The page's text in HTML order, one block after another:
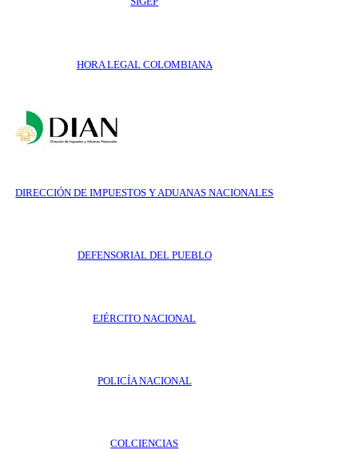
HORA LEGAL COLOMBIANA
DIRECCIÓN DE IMPUESTOS Y ADUANAS NACIONALES
DEFENSORIAL DEL PUEBLO
EJÉRCITO NACIONAL
POLICÍA NACIONAL
COLCIENCIAS